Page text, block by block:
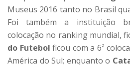
Museus 2016 tanto no Brasil
Foi também a instituição
colocação no ranking mundial,
do Futebol ficou com a 6ª
América do Sul; enquanto o